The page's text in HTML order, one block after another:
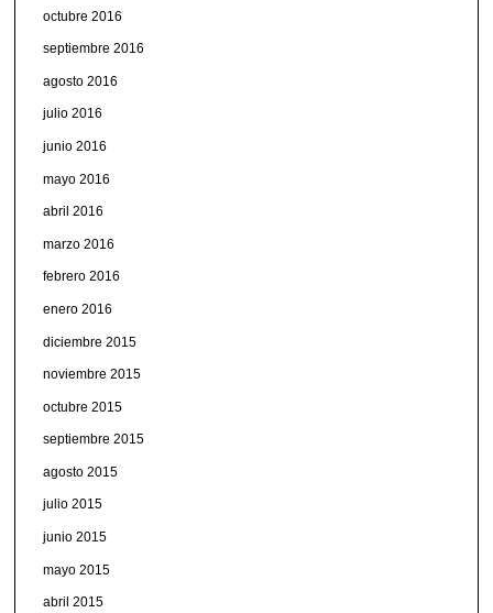
octubre 2016
septiembre 2016
agosto 2016
julio 2016
junio 2016
mayo 2016
abril 2016
marzo 2016
febrero 2016
enero 2016
diciembre 2015
noviembre 2015
octubre 2015
septiembre 2015
agosto 2015
julio 2015
junio 2015
mayo 2015
abril 2015